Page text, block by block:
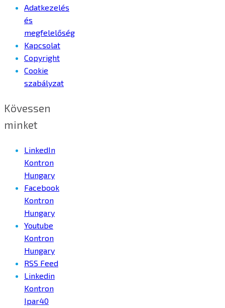
Adatkezelés
és
megfelelőség
Kapcsolat
Copyright
Cookie
szabályzat
Kövessen
minket
LinkedIn
Kontron
Hungary
Facebook
Kontron
Hungary
Youtube
Kontron
Hungary
RSS Feed
Linkedin
Kontron
Ipar40